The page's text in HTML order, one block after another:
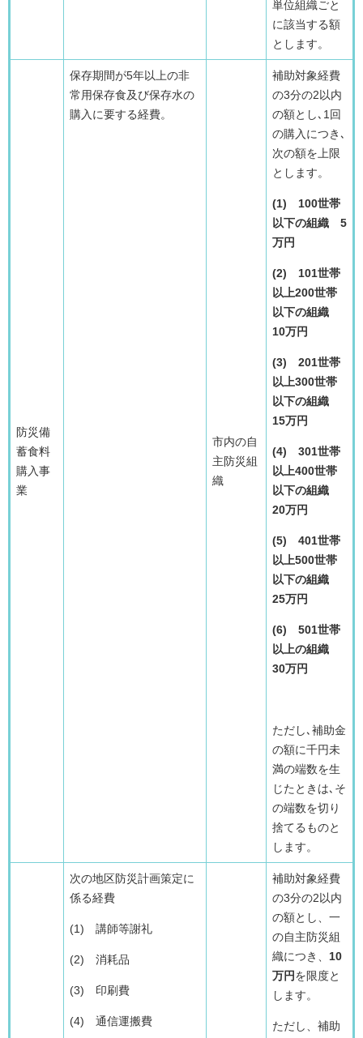
単位組織ごと
に該当する額
とします。
防災備
蓄食料
購入事
業
保存期間が5年以上の非
常用保存食及び保存水の
購入に要する経費。
市内の自
主防災組
織
補助対象経費
の3分の2以内
の額とし､1回
の購入につき､
次の額を上限
とします。
(1) 100世帯
以下の組織 5
万円
(2) 101世帯
以上200世帯
以下の組織
10万円
(3) 201世帯
以上300世帯
以下の組織
15万円
(4) 301世帯
以上400世帯
以下の組織
20万円
(5) 401世帯
以上500世帯
以下の組織
25万円
(6) 501世帯
以上の組織
30万円
ただし､補助金
の額に千円未
満の端数を生
じたときは､そ
の端数を切り
捨てるものと
します。
次の地区防災計画策定に
係る経費
(1) 講師等謝礼
(2) 消耗品
(3) 印刷費
(4) 通信運搬費
補助対象経費
の3分の2以内
の額とし、一
の自主防災組
織につき、 10
万円を限度と
します。
ただし、補助